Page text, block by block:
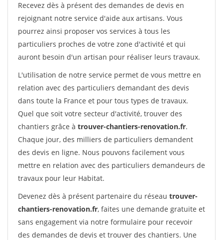
Recevez dès à présent des demandes de devis en
rejoignant notre service d'aide aux artisans. Vous
pourrez ainsi proposer vos services à tous les
particuliers proches de votre zone d'activité et qui
auront besoin d'un artisan pour réaliser leurs travaux.
L'utilisation de notre service permet de vous mettre en
relation avec des particuliers demandant des devis
dans toute la France et pour tous types de travaux.
Quel que soit votre secteur d'activité, trouver des
chantiers grâce à trouver-chantiers-renovation.fr.
Chaque jour, des milliers de particuliers demandent
des devis en ligne. Nous pouvons facilement vous
mettre en relation avec des particuliers demandeurs de
travaux pour leur Habitat.
Devenez dès à présent partenaire du réseau trouver-
chantiers-renovation.fr, faites une demande gratuite et
sans engagement via notre formulaire pour recevoir
des demandes de devis et trouver des chantiers. Une